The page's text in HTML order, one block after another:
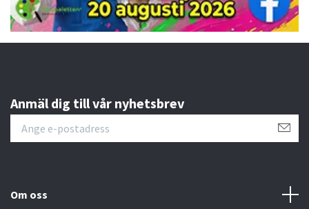
Anmäl dig till vår nyhetsbrev
Om oss